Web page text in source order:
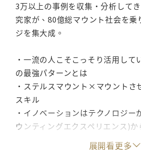
3万以上の事例を収集・分析して
究家が、80億総マウント社会を乗
ジを集大成。
・一流の人こそこっそり活用して
の最強パターンとは
・ステルスマウント×マウントさ
スキル
・イノベーションはテクノロジー
ウンティングエクスペリエンス)か
AIが発達し、英語、ファイナンス
展開看更多